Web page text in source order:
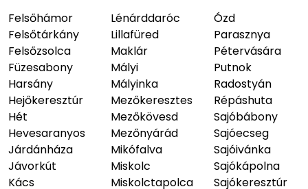
Felsőhámor
Felsőtárkány
Felsőzsolca
Füzesabony
Harsány
Hejőkeresztúr
Hét
Hevesaranyos
Járdánháza
Jávorkút
Kács
Lénárddaróc
Lillafüred
Maklár
Mályi
Mályinka
Mezőkeresztes
Mezőkövesd
Mezőnyárád
Mikófalva
Miskolc
Miskolctapolca
Ózd
Parasznya
Pétervására
Putnok
Radostyán
Répáshuta
Sajóbábony
Sajóecseg
Sajóivánka
Sajókápolna
Sajókeresztúr